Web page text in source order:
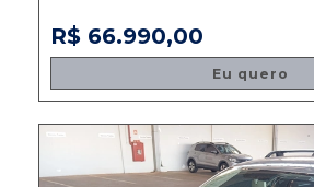
R$ 66.990,00
Eu quero